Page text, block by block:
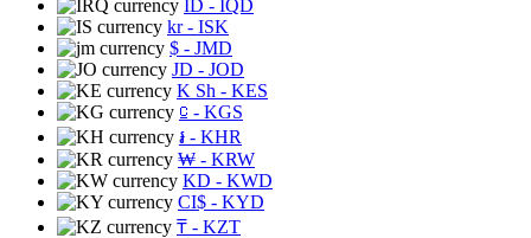
ID - IQD
kr- ISK
$ - JMD
JD - JOD
K Sh - KES
⃀ - KGS
៛ - KHR
₩ - KRW
KD - KWD
CI$ - KYD
₸ - KZT